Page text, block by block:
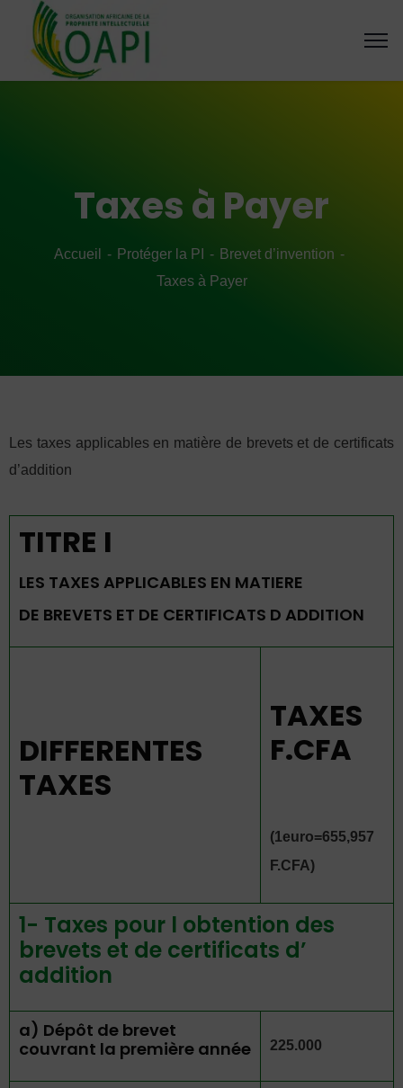
Taxes à Payer
Accueil Protéger la PI
Brevet d’invention
Taxes à Payer
Les taxes applicables en matière de brevets et de certificats
d’addition
TITRE I
LES TAXES APPLICABLES EN MATIERE
DE BREVETS ET DE CERTIFICATS D ADDITION
DIFFERENTES
TAXES
TAXES
F.CFA
(1euro=655,957
F.CFA)
1- Taxes pour l obtention des
brevets et de certificats d’
addition
a) Dépôt de brevet
couvrant la première année
225.000